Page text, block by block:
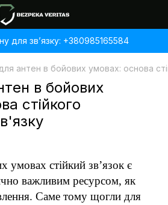
для звʼязку: +380985165584
антен в бойових умовах: основа
в бойових
стійкого
умовах стійкий зв’язок є
важливим ресурсом, як
Саме тому щогли для